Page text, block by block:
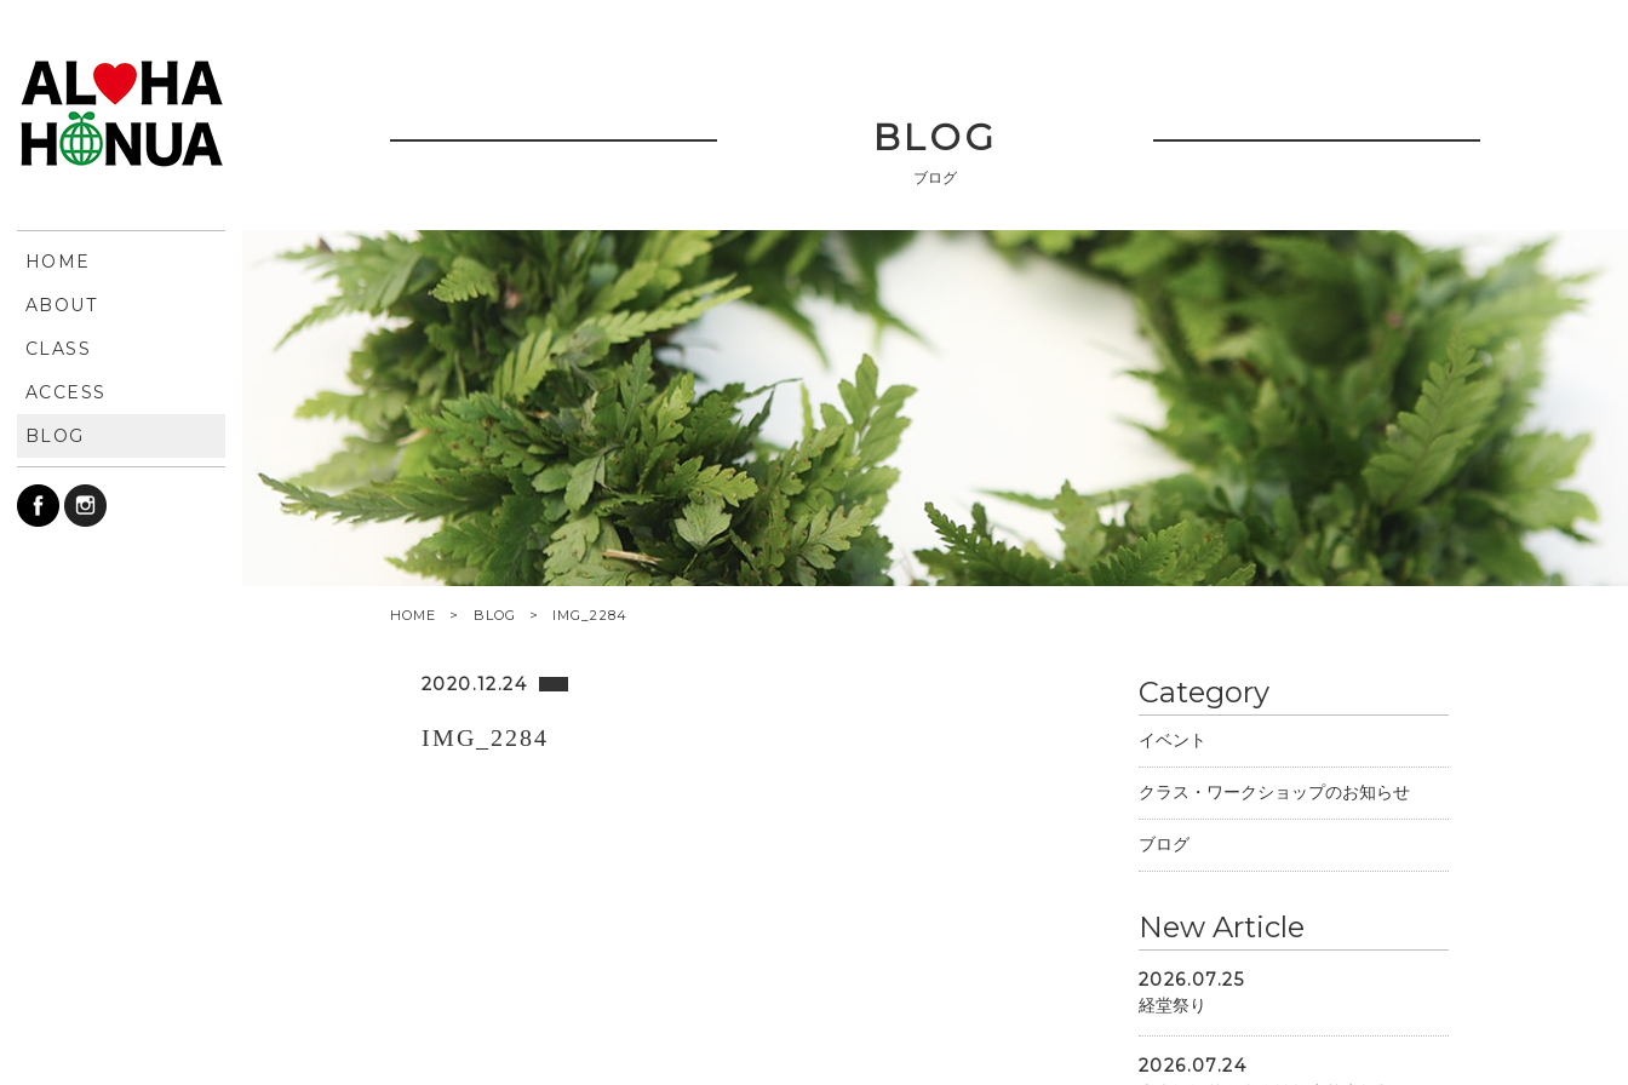
HOME
ABOUT
CLASS
ACCESS
BLOG
BLOG
ブログ
HOME BLOG IMG_2284
2020.12.24
IMG_2284
Category
イベント
クラス・ワークショップのお知らせ
ブログ
New Article
2026.07.25
経堂祭り
2026.07.24